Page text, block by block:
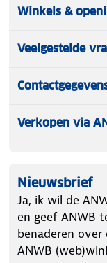
Winkels &
Veelgestelde
Verkopen via
Nieuwsbrief
Ja, ik wil de
en geef ANWB
benaderen
ANWB